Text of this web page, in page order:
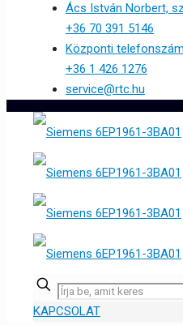
Ács István Norbert,
+36 70 391 5146
Központi
+36 1 426 1276
service@rtc.hu
KAPCSOLAT